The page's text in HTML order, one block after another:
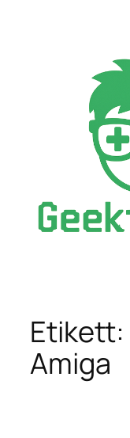
Etikett:
Amiga